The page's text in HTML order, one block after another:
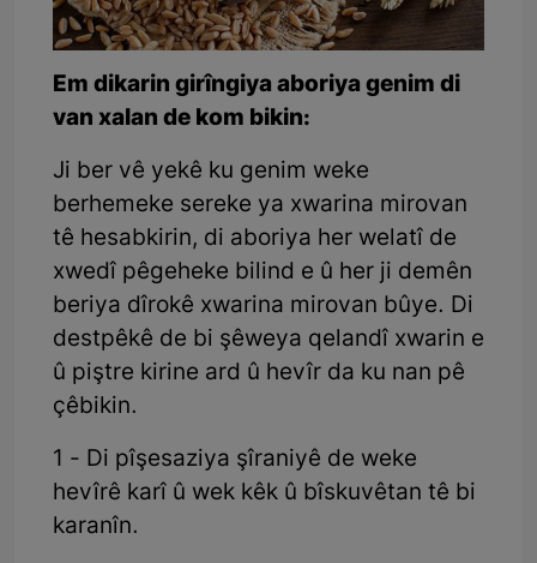
Em dikarin girîngiya aboriya genim di
van xalan de kom bikin:
Ji ber vê yekê ku genim weke
berhemeke sereke ya xwarina mirovan
tê hesabkirin, di aboriya her welatî de
xwedî pêgeheke bilind e û her ji demên
beriya dîrokê xwarina mirovan bûye. Di
destpêkê de bi şêweya qelandî xwarin e
û piştre kirine ard û hevîr da ku nan pê
çêbikin.
1 - Di pîşesaziya şîraniyê de weke
hevîrê karî û wek kêk û bîskuvêtan tê bi
karanîn.